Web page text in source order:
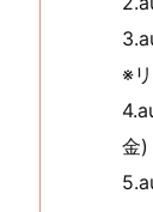
※
金)